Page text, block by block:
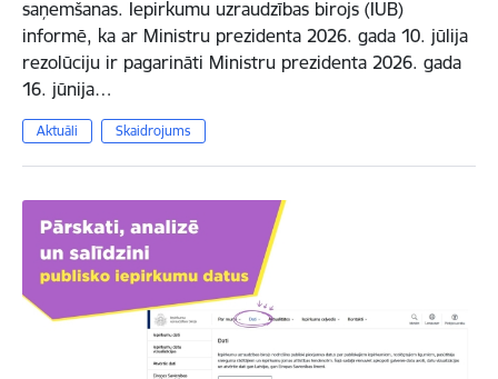
saņemšanas. Iepirkumu uzraudzības birojs (IUB)
informē, ka ar Ministru prezidenta 2026. gada 10. jūlija
rezolūciju ir pagarināti Ministru prezidenta 2026. gada
16. jūnija…
Aktuāli Skaidrojums